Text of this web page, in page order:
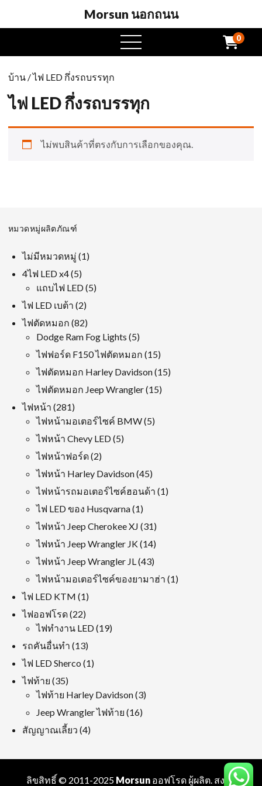
Morsun นอกถนน
เปิด
เมนู
0
บ้าน / ไฟ LED กึ่งรถบรรทุก
ไฟ LED กึ่งรถบรรทุก
ไม่พบสินค้าที่ตรงกับการเลือกของคุณ.
หมวดหมู่ผลิตภัณฑ์
ไม่มีหมวดหมู่ 11
4ไฟ LED x4 55
สินค้า
แถบไฟ LED 55
ไฟ LED เบต้า 22
สินค้า
ไฟตัดหมอก 8282
สินค้า
Dodge Ram Fog Lights 55
สินค้า
ไฟฟอร์ด F150 ไฟตัดหมอก 1515
สินค้า
ไฟตัดหมอก Harley Davidson 1515
ไฟตัดหมอก Jeep Wrangler 1515
ไฟหน้า 281281
สินค้า
ไฟหน้ามอเตอร์ไซค์ BMW 55
ไฟหน้า Chevy LED 55
ไฟหน้าฟอร์ด 22
สินค้า
ไฟหน้า Harley Davidson 4545
สินค้า
ไฟหน้ารถมอเตอร์ไซค์ฮอนด้า 11
ไฟ LED ของ Husqvarna 11
ผลิตภัณฑ์
ไฟหน้า Jeep Cherokee XJ 3131
สินค้า
ไฟหน้า Jeep Wrangler JK 1414
สินค้า
ไฟหน้า Jeep Wrangler JL 4343
สินค้า
ไฟหน้ามอเตอร์ไซค์ของยามาฮ่า 11
ไฟ LED KTM 11
ไฟออฟโรด 2222
สินค้า
ไฟทำงาน LED 1919
รถคันอื่นทำ 1313
สินค้า
ไฟ LED Sherco 11
ไฟท้าย 3535
สินค้า
ไฟท้าย Harley Davidson 33
Jeep Wrangler ไฟท้าย 1616
สัญญาณเลี้ยว 44
ลิขสิทธิ์ © 2011-2025 Morsunออฟโรด ผู้ผลิต. สงวน